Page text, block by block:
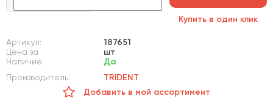
Купить в один клик
Артикул:
187651
Цена за
шт
Наличие:
Да
Производитель:
TRIDENT
Добавить в мой ассортимент